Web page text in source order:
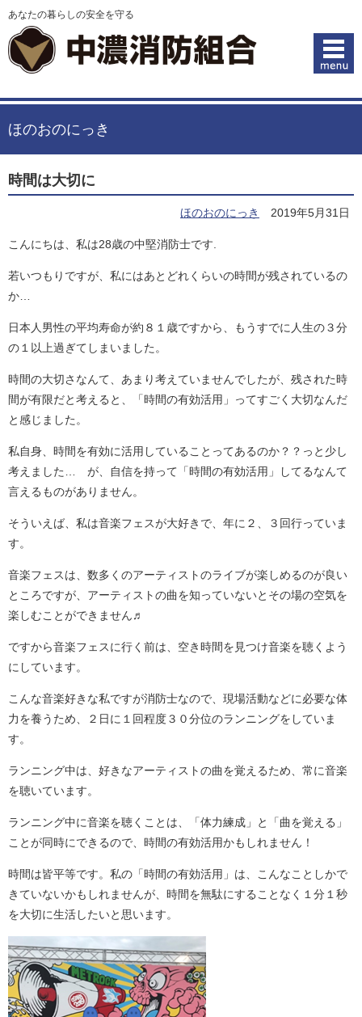
あなたの暮らしの安全を守る
ほのおのにっき
時間は大切に
ほのおのにっき 2019年5月31日
こんにちは、私は28歳の中堅消防士です.
若いつもりですが、私にはあとどれくらいの時間が残されているの
か…
日本人男性の平均寿命が約８１歳ですから、もうすでに人生の３分
の１以上過ぎてしまいました。
時間の大切さなんて、あまり考えていませんでしたが、残された時
間が有限だと考えると、「時間の有効活用」ってすごく大切なんだ
と感じました。
私自身、時間を有効に活用していることってあるのか？？っと少し
考えました… が、自信を持って「時間の有効活用」してるなんて
言えるものがありません。
そういえば、私は音楽フェスが大好きで、年に２、３回行っていま
す。
音楽フェスは、数多くのアーティストのライブが楽しめるのが良い
ところですが、アーティストの曲を知っていないとその場の空気を
楽しむことができません♬
ですから音楽フェスに行く前は、空き時間を見つけ音楽を聴くよう
にしています。
こんな音楽好きな私ですが消防士なので、現場活動などに必要な体
力を養うため、２日に１回程度３０分位のランニングをしていま
す。
ランニング中は、好きなアーティストの曲を覚えるため、常に音楽
を聴いています。
ランニング中に音楽を聴くことは、「体力練成」と「曲を覚える」
ことが同時にできるので、時間の有効活用かもしれません！
時間は皆平等です。私の「時間の有効活用」は、こんなことしかで
きていないかもしれませんが、時間を無駄にすることなく１分１秒
を大切に生活したいと思います。